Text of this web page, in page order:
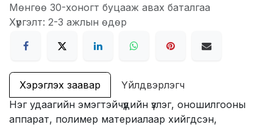
Мөнгөө 30-хоногт буцааж авах баталгаа
Хүргэлт: 2-3 ажлын өдөр
Хэрэглэх заавар
Үйлдвэрлэгч
Нэг удаагийн эмэгтэйчүүдийн үзлэг, оношилгооны
аппарат, полимер материалаар хийгдсэн,